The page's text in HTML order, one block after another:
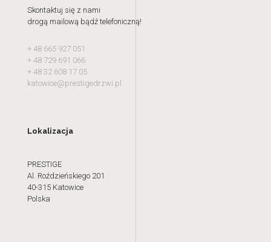
Skontaktuj się z nami
drogą mailową bądź telefoniczną!
+ 48 665 927 051
+ 48 729 691 066
+ 48 32 608 17 05
katowice@prestigedrzwi.pl
Lokalizacja
PRESTIGE
Al. Roździeńskiego 201
40-315 Katowice
Polska